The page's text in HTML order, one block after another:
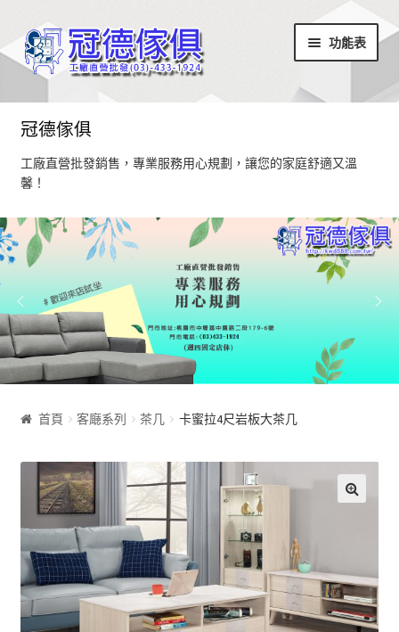
略
過
導
覽
跳
至
內
容
功能表
首頁
家具商品
超值商品區
小椅凳/長方凳系列
居家飾品
沙發床
屏風
展示櫃&收納櫃
茶几
冠德傢俱
工廠直營批發銷售，專業服務用心規劃，讓您的家庭舒適又溫
馨！
首頁 客廰系列 茶几 卡蜜拉4尺岩板大茶几